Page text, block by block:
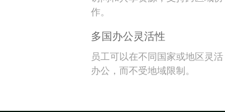
作。
多国办公灵活性
员工可以在不同国家或地区灵活
办公，而不受地域限制。